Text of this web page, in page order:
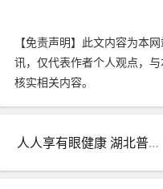
【免责声明】此文内容为本
讯，仅代表作者个人观点，
核实相关内容。
人人享有眼健康 湖北普瑞眼科医院“66爱眼日”白内障防治大讲堂温情开讲